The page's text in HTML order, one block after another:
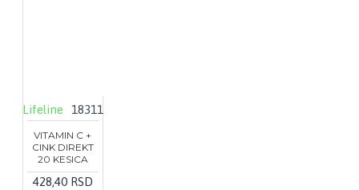
Lifeline 18311
VITAMIN C +
CINK DIREKT
20 KESICA
428,40 RSD